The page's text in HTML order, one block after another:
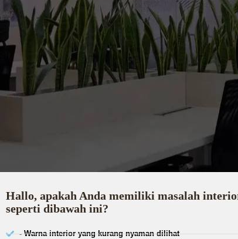
Hallo, apakah Anda memiliki masalah
seperti dibawah ini?
- Warna interior yang kurang nyaman dilihat